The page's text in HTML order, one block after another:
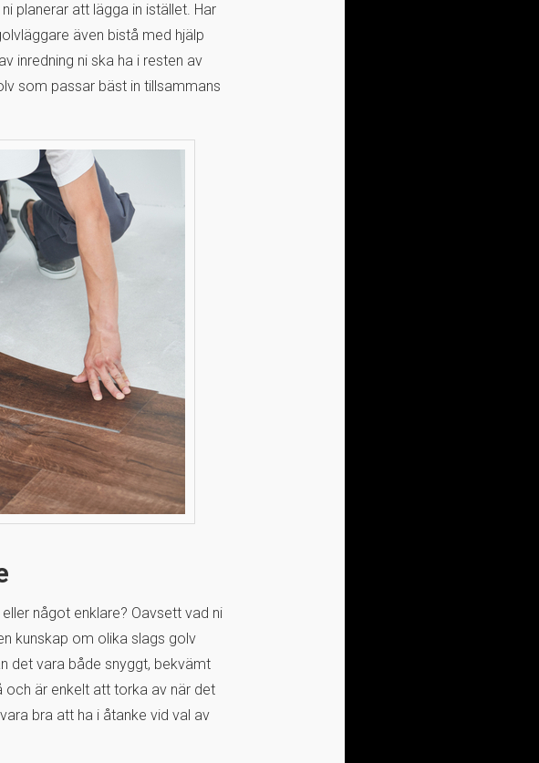
planerar att lägga in istället. Har
även bistå med hjälp
inredning ni ska ha i resten av
som passar bäst in tillsammans
något enklare? Oavsett vad ni
kunskap om olika slags golv
det vara både snyggt, bekvämt
är enkelt att torka av när det
bra att ha i åtanke vid val av